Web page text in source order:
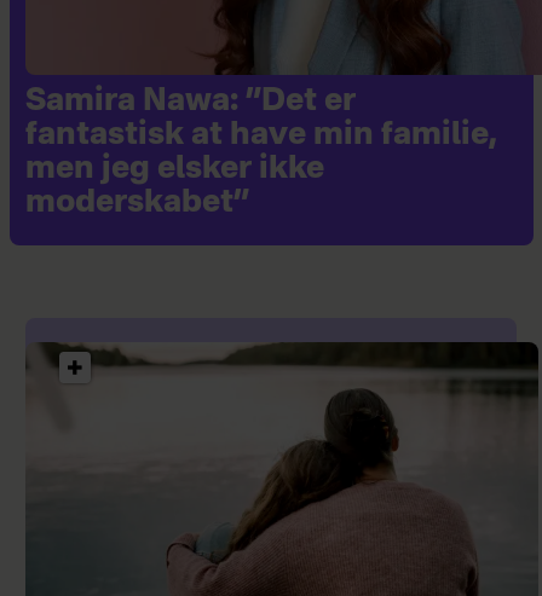
Samira Nawa: ”Det er
fantastisk at have min familie,
men jeg elsker ikke
moderskabet”